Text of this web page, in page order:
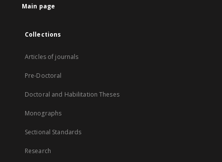
Main page
Collections
Articles of journals
Pre-Doctoral
Doctoral and Habilitation Theses
Monographs
Sectional Standards
Research